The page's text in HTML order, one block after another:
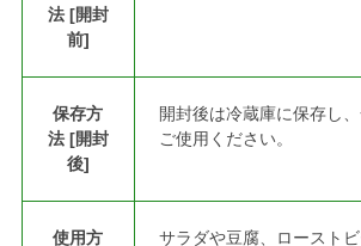
法 [開封
前]
保存方
法 [開封
後]
開封後は冷蔵庫に保存し
ご使用ください。
使用方
サラダや豆腐、ロースト